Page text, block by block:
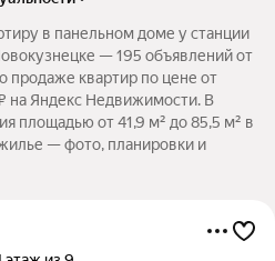
в панельном доме у станции
— 195 объявлений от
продаже квартир по цене от
Яндекс Недвижимости. В
площадью от 41,9 м² до 85,5 м² в
— фото, планировки и